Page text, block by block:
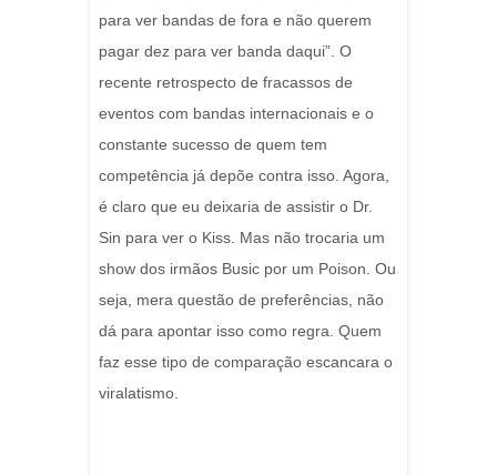
para ver bandas de fora e não querem
pagar dez para ver banda daqui”. O
recente retrospecto de fracassos de
eventos com bandas internacionais e o
constante sucesso de quem tem
competência já depõe contra isso. Agora,
é claro que eu deixaria de assistir o Dr.
Sin para ver o Kiss. Mas não trocaria um
show dos irmãos Busic por um Poison. Ou
seja, mera questão de preferências, não
dá para apontar isso como regra. Quem
faz esse tipo de comparação escancara o
viralatismo.